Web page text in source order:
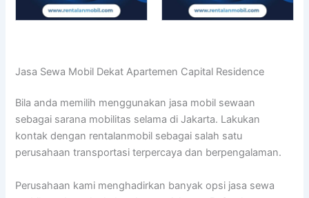
Jasa Sewa Mobil Dekat Apartemen Capital Residence
Bila anda memilih menggunakan jasa mobil sewaan
sebagai sarana mobilitas selama di Jakarta. Lakukan
kontak dengan rentalanmobil sebagai salah satu
perusahaan transportasi terpercaya dan berpengalaman.
Perusahaan kami menghadirkan banyak opsi jasa sewa